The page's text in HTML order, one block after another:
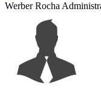
Werber Rocha